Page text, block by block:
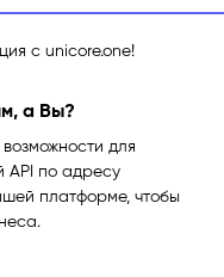
с unicore.one!
а Вы?
для
API по адресу
платформе, чтобы